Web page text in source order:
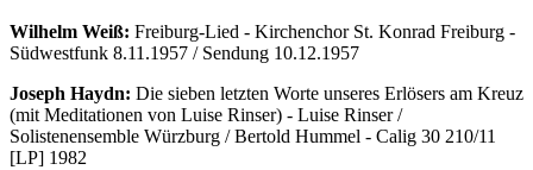
Wilhelm Weiß: Freiburg-Lied - Kirchenchor St. Konrad Freiburg -
Südwestfunk 8.11.1957 / Sendung 10.12.1957
Joseph Haydn: Die sieben letzten Worte unseres Erlösers am Kreuz
(mit Meditationen von Luise Rinser) - Luise Rinser /
Solistenensemble Würzburg / Bertold Hummel - Calig 30 210/11
[LP] 1982